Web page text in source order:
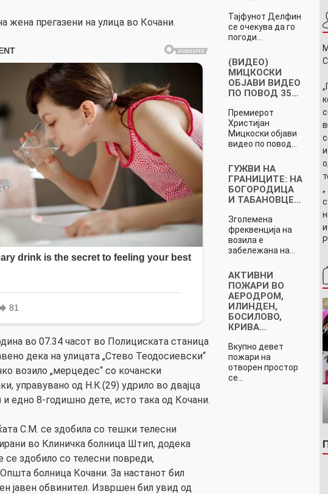
жена прегазени на улица во Кочани.
во 07.34 часот во Полициската станица
дека на улицата „Стево Теодосиевски“
возило „мерцедес“ со кочански
управувано од Н.К.(29) удрило во двајца
едно 8-годишно дете, исто така од Кочани.
С.М. се здобила со тешки телесни
во Клиничка болница Штип, додека
се здобило со телесни повреди,
болница Кочани. За настанот бил
јавен обвинител. Извршен бил увид од
Тајфунот Делфин
се очекува да го
погоди…
(ВИДЕО)
МИЦКОСКИ
ОБЈАВИ ВИДЕО
ПО ПОВОД 35…
Премиерот
Христијан
Мицкоски објави
видео по повод…
ГУЖВИ НА
ГРАНИЦИТЕ: НА
БОГОРОДИЦА
И ТАБАНОВЦЕ…
Зголемена
фреквенција на
возила е
забележана на…
АКТИВНИ
ПОЖАРИ ВО
АЕРОДРОМ,
ИЛИНДЕН,
БОСИЛОВО,
КРИВА…
Вкупно девет
пожари на
отворен простор
се…